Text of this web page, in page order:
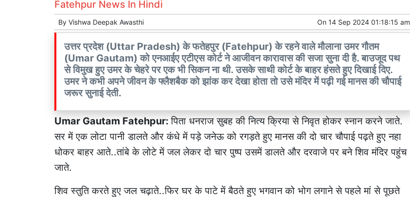
Fatehpur News In Hindi
By Vishwa Deepak Awasthi On 14 Sep 2024 01:18:15 am
उत्तर प्रदेश (Uttar Pradesh) के फतेहपुर (Fatehpur) के रहने वाले मौलाना उमर गौतम
(Umar Gautam) को एनआईए एटीएस कोर्ट ने आजीवन कारावास की सजा सुना दी है. बाउजूद पथ
से विमुख हुए उमर के चेहरे पर एक भी सिकन ना थी. उसके साथी कोर्ट के बाहर हंसते हुए दिखाई दिए.
उमर ने कभी अपने जीवन के फ्लैशबैक को झांक कर देखा होता तो उसे मंदिर में पढ़ी गई मानस की चौपाई
जरूर सुनाई देती.
Umar Gautam Fatehpur:पिता धनराज सुबह की नित्य क्रिया से निवृत होकर स्नान करने जाते.
सर में एक लोटा पानी डालते और कंधे में पड़े जनेऊ को रगड़ते हुए मानस की दो चार चौपाई पढ़ते हुए नहा
धोकर बाहर आते..तांबे के लोटे में जल लेकर दो चार पुष्प उसमें डालते और दरवाजे पर बने शिव मंदिर पहुंच
जाते.
शिव स्तुति करते हुए जल चढ़ाते..फिर घर के पाटे में बैठते हुए भगवान को भोग लगाने से पहले मां से पूछते